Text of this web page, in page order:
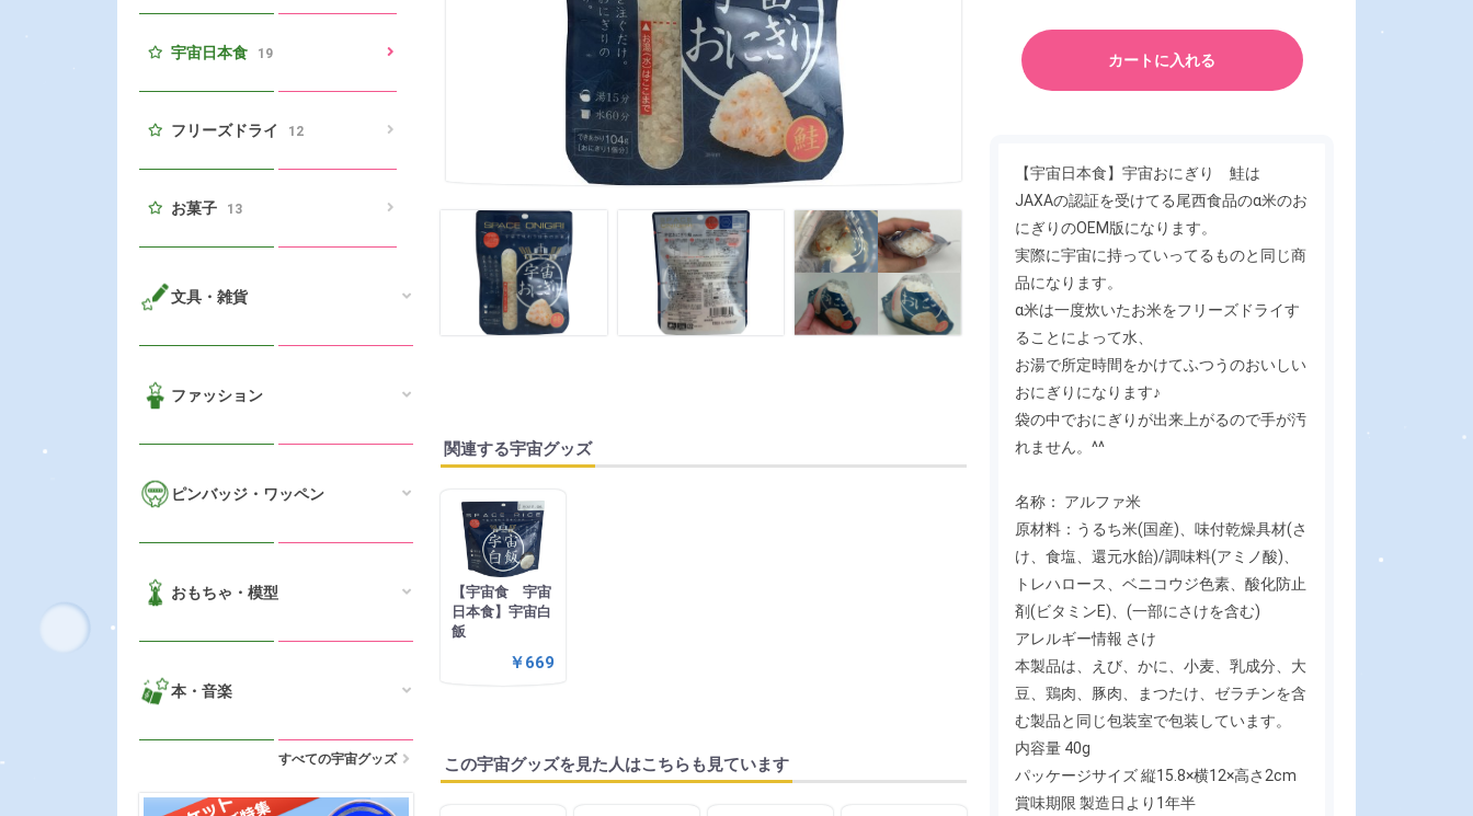
宇宙日本食 19
フリーズドライ 12
お菓子 13
文具・雑貨
ファッション
ピンバッジ・ワッペン
おもちゃ・模型
本・音楽
すべての宇宙グッズ
関連する宇宙グッズ
【宇宙食 宇宙
日本食】宇宙白
飯
￥669
この宇宙グッズを見た人はこちらも見ています
カートに入れる
【宇宙日本食】宇宙おにぎり 鮭は
JAXAの認証を受けてる尾西食品のα米のお
にぎりのOEM版になります。
実際に宇宙に持っていってるものと同じ商
品になります。
α米は一度炊いたお米をフリーズドライす
ることによって水、
お湯で所定時間をかけてふつうのおいしい
おにぎりになります♪
袋の中でおにぎりが出来上がるので手が汚
れません。^^
名称： アルファ米
原材料：うるち米(国産)、味付乾燥具材(さ
け、食塩、還元水飴)/調味料(アミノ酸)、
トレハロース、ベニコウジ色素、酸化防止
剤(ビタミンE)、(一部にさけを含む)
アレルギー情報 さけ
本製品は、えび、かに、小麦、乳成分、大
豆、鶏肉、豚肉、まつたけ、ゼラチンを含
む製品と同じ包装室で包装しています。
内容量 40g
パッケージサイズ 縦15.8×横12×高さ2cm
賞味期限 製造日より1年半